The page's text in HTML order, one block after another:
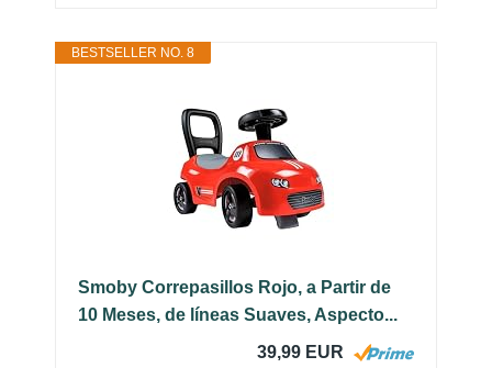
BESTSELLER NO. 8
Smoby Correpasillos Rojo, a Partir de
10 Meses, de líneas Suaves, Aspecto...
39,99 EUR